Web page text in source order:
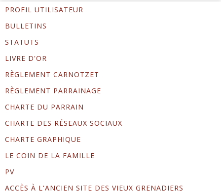
PROFIL UTILISATEUR
BULLETINS
STATUTS
LIVRE D'OR
RÈGLEMENT CARNOTZET
RÈGLEMENT PARRAINAGE
CHARTE DU PARRAIN
CHARTE DES RÉSEAUX SOCIAUX
CHARTE GRAPHIQUE
LE COIN DE LA FAMILLE
PV
ACCÈS À L'ANCIEN SITE DES VIEUX GRENADIERS